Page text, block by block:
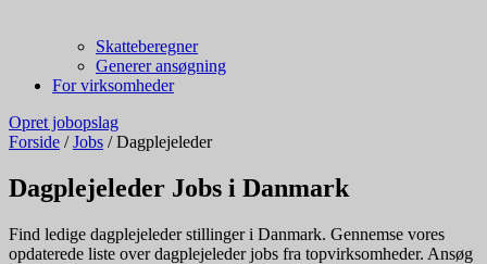
Skatteberegner
Generer ansøgning
For virksomheder
Opret jobopslag
Forside / Jobs / Dagplejeleder
Dagplejeleder Jobs i Danmark
Find ledige dagplejeleder stillinger i Danmark. Gennemse vores
opdaterede liste over dagplejeleder jobs fra topvirksomheder. Ansøg